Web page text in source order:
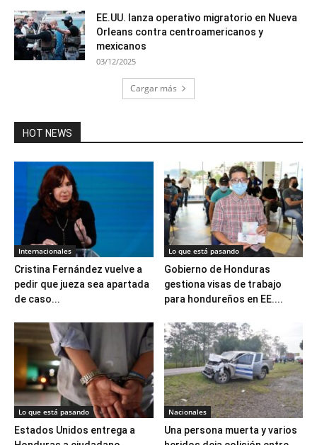
EE.UU. lanza operativo migratorio en Nueva
Orleans contra centroamericanos y
mexicanos
03/12/2025
Cargar más
HOT NEWS
Internacionales
Cristina Fernández vuelve a
pedir que jueza sea apartada
de caso...
Lo que está pasando
Gobierno de Honduras
gestiona visas de trabajo
para hondureños en EE....
Lo que está pasando
Estados Unidos entrega a
Nacionales
Una persona muerta y varios